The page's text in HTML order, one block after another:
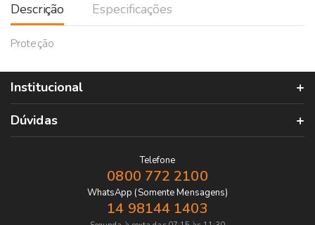
Descrição Especificações
Proteção
Institucional
Dúvidas
Telefone
0800 772 2100
WhatsApp (Somente Mensagens)
14 98144 1403